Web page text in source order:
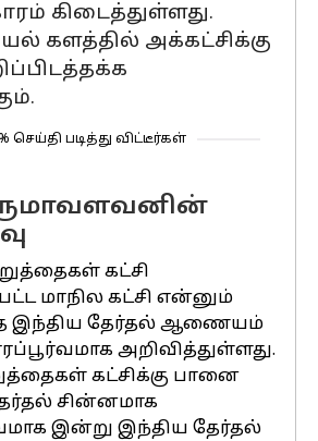
கிடைத்துள்ளது.
களத்தில் அக்கட்சிக்கு
செய்தி படித்து விட்டீர்கள்
கட்சி
மாநில கட்சி என்னும்
இந்திய தேர்தல் ஆணையம்
அறிவித்துள்ளது.
கட்சிக்கு பானை
சின்னமாக
இன்று இந்திய தேர்தல்